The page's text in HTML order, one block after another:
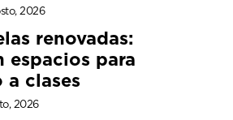
2026
renovadas:
espacios para
a clases
2026